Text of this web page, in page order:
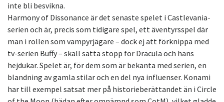
inte bli besvikna.
Harmony of Dissonance är det senaste spelet i Castlevania-
serien och är, precis som tidigare spel, ett äventyrsspel där
man i rollen som vampyrjägare – dock ej att förknippa med
tv-serien Buffy – skall sätta stopp för Dracula och hans
hejdukar. Spelet är, för dem som är bekanta med serien, en
blandning av gamla stilar och en del nya influenser. Konami
har till exempel satsat mer på historieberättandet än i Circle